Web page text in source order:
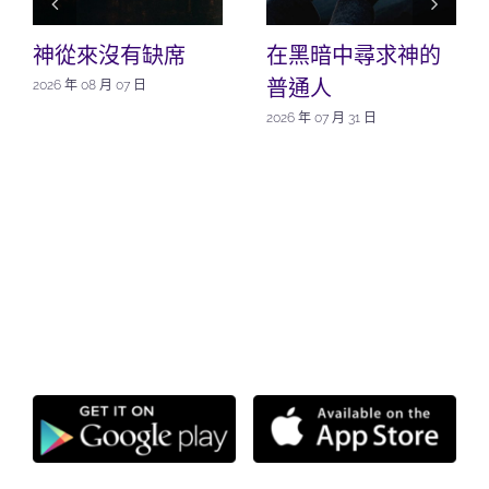
神從來沒有缺席
2026 年 08 月 07 日
在黑暗中尋求神的
普通人
2026 年 07 月 31 日